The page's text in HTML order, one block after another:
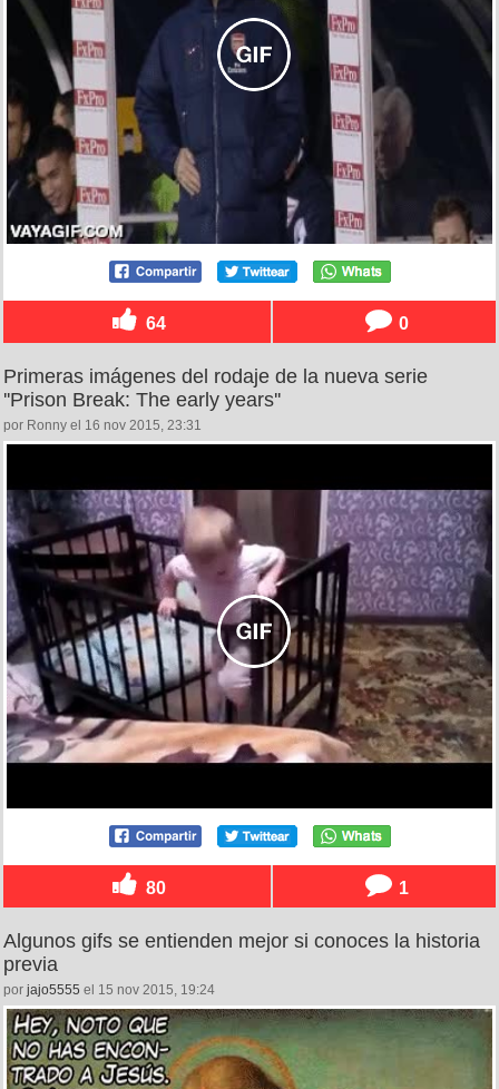
64 0
Primeras imágenes del rodaje de la nueva serie
''Prison Break: The early years''
por Ronny el 16 nov 2015, 23:31
80 1
Algunos gifs se entienden mejor si conoces la historia
previa
por jajo5555 el 15 nov 2015, 19:24